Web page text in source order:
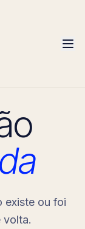
existe ou foi
volta.